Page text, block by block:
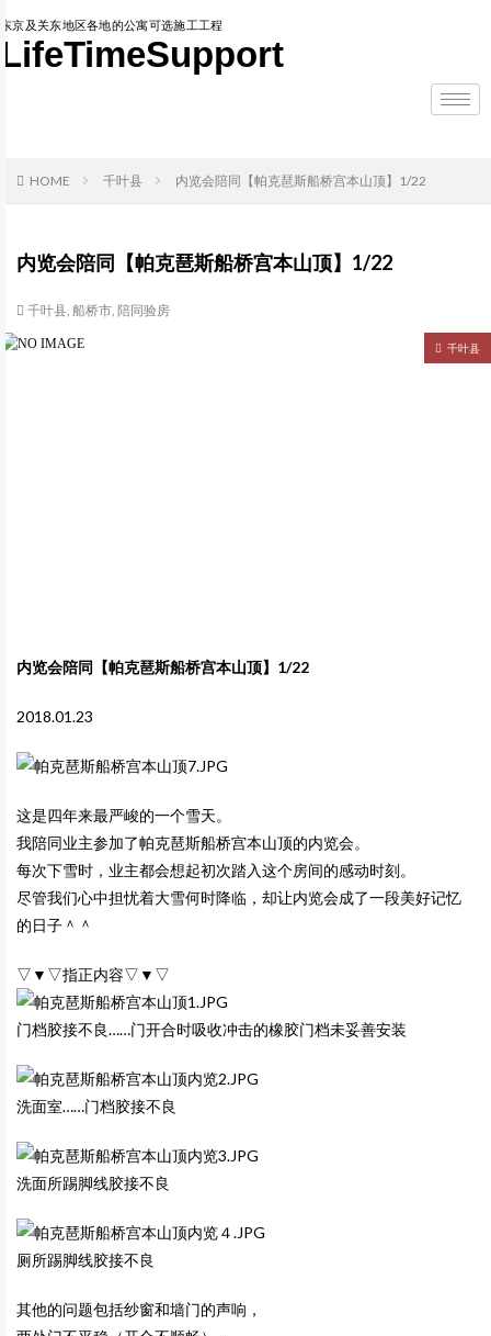
东京及关东地区各地的公寓可选施工工程
LifeTimeSupport
HOME 千叶县 内览会陪同【帕克琶斯船桥宫本山顶】1/22
内览会陪同【帕克琶斯船桥宫本山顶】1/22
千叶县, 船桥市, 陪同验房
千叶县
内览会陪同【帕克琶斯船桥宫本山顶】1/22
2018.01.23
这是四年来最严峻的一个雪天。
我陪同业主参加了帕克琶斯船桥宫本山顶的内览会。
每次下雪时，业主都会想起初次踏入这个房间的感动时刻。
尽管我们心中担忧着大雪何时降临，却让内览会成了一段美好记忆
的日子＾＾
▽▼▽指正内容▽▼▽
门档胶接不良……门开合时吸收冲击的橡胶门档未妥善安装
洗面室……门档胶接不良
洗面所踢脚线胶接不良
厕所踢脚线胶接不良
其他的问题包括纱窗和墙门的声响，